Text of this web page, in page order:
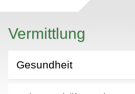
Vermittlung
Gesundheit